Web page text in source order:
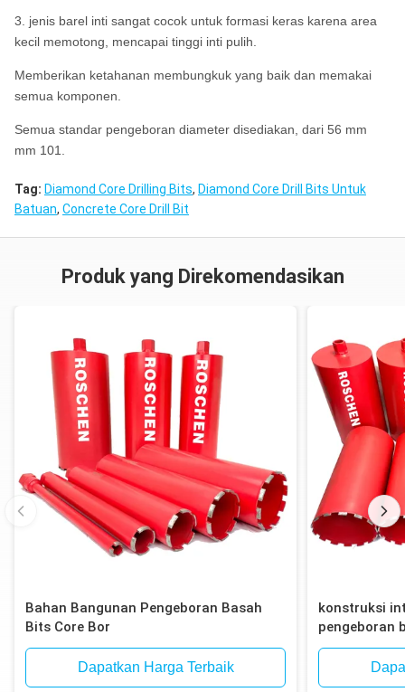
3. jenis barel inti sangat cocok untuk formasi keras karena area
kecil memotong, mencapai tinggi inti pulih.
Memberikan ketahanan membungkuk yang baik dan memakai
semua komponen.
Semua standar pengeboran diameter disediakan, dari 56 mm
mm 101.
Tag: Diamond Core Drilling Bits, Diamond Core Drill Bits Untuk
Batuan, Concrete Core Drill Bit
Produk yang Direkomendasikan
Bahan Bangunan Pengeboran Basah
Bits Core Bor
Dapatkan Harga Terbaik
konstruksi
pengeboran
bata, blok